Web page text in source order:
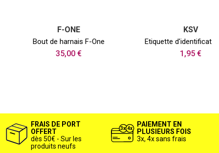
F-ONE
Bout de harnais F-One
35,00 €
KSV
Etiquette
1,95 €
FRAIS DE PORT
OFFERT
dès 50€ - Sur les
produits neufs
PAIEMENT EN
PLUSIEURS FOIS
3x, 4x sans frais